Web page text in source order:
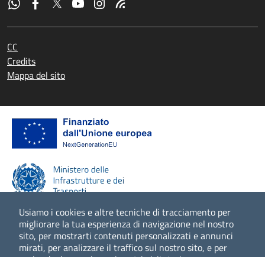
Usiamo i cookies e altre tecniche di tracciamento per
migliorare la tua esperienza di navigazione nel nostro
sito, per mostrarti contenuti personalizzati e annunci
mirati, per analizzare il traffico sul nostro sito, e per
CC
Credits
Mappa del sito
Scopri di più